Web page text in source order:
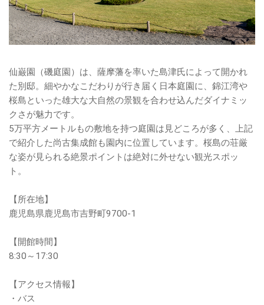
仙巌園（磯庭園）は、薩摩藩を率いた島津氏によって開かれ
た別邸。細やかなこだわりが行き届く日本庭園に、錦江湾や
桜島といった雄大な大自然の景観を合わせ込んだダイナミッ
クさが魅力です。
5万平方メートルもの敷地を持つ庭園は見どころが多く、上記
で紹介した尚古集成館も園内に位置しています。桜島の荘厳
な姿が見られる絶景ポイントは絶対に外せない観光スポッ
ト。
【所在地】
鹿児島県鹿児島市吉野町9700-1
【開館時間】
8:30～17:30
【アクセス情報】
・バス